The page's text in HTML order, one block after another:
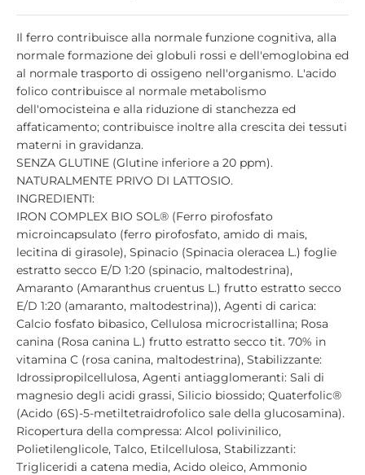
Il ferro contribuisce alla normale funzione cognitiva, alla
normale formazione dei globuli rossi e dell'emoglobina ed
al normale trasporto di ossigeno nell'organismo. L'acido
folico contribuisce al normale metabolismo
dell'omocisteina e alla riduzione di stanchezza ed
affaticamento; contribuisce inoltre alla crescita dei tessuti
materni in gravidanza.
SENZA GLUTINE (Glutine inferiore a 20 ppm).
NATURALMENTE PRIVO DI LATTOSIO.
INGREDIENTI:
IRON COMPLEX BIO SOL® (Ferro pirofosfato
microincapsulato (ferro pirofosfato, amido di mais,
lecitina di girasole), Spinacio (Spinacia oleracea L.) foglie
estratto secco E/D 1:20 (spinacio, maltodestrina),
Amaranto (Amaranthus cruentus L.) frutto estratto secco
E/D 1:20 (amaranto, maltodestrina)), Agenti di carica:
Calcio fosfato bibasico, Cellulosa microcristallina; Rosa
canina (Rosa canina L.) frutto estratto secco tit. 70% in
vitamina C (rosa canina, maltodestrina), Stabilizzante:
Idrossipropilcellulosa, Agenti antiagglomeranti: Sali di
magnesio degli acidi grassi, Silicio biossido; Quaterfolic®
(Acido (6S)-5-metiltetraidrofolico sale della glucosamina).
Ricopertura della compressa: Alcol polivinilico,
Polietilenglicole, Talco, Etilcellulosa, Stabilizzanti:
Trigliceridi a catena media, Acido oleico, Ammonio